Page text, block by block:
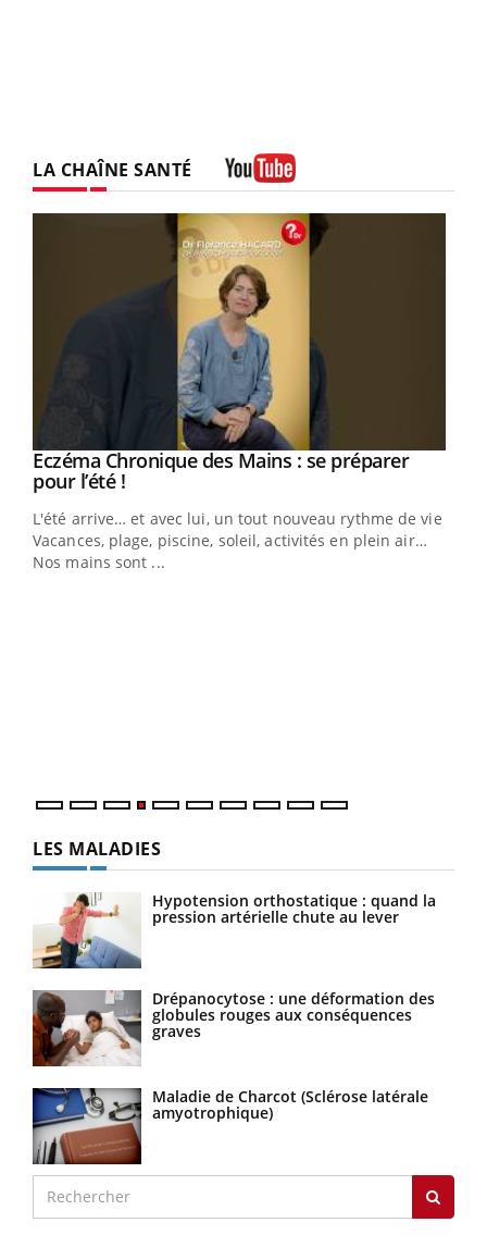
LA CHAÎNE SANTÉ
Youtube
Eczéma Chronique des Mains : se préparer
pour l’été !Youtube
L'été arrive… et avec lui, un tout nouveau rythme de vie !
Vacances, plage, piscine, soleil, activités en plein air…
Nos mains sont ...
LES MALADIES
Hypotension orthostatique : quand la
pression artérielle chute au lever
Drépanocytose : une déformation des
globules rouges aux conséquences
graves
Maladie de Charcot (Sclérose latérale
amyotrophique)